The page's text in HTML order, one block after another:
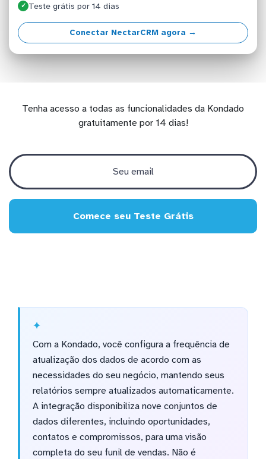
✓ Teste grátis por 14 dias
Conectar NectarCRM agora →
Tenha acesso a todas as funcionalidades da Kondado
gratuitamente por 14 dias!
Comece seu Teste Grátis
Com a Kondado, você configura a frequência de
atualização dos dados de acordo com as
necessidades do seu negócio, mantendo seus
relatórios sempre atualizados automaticamente.
A integração disponibiliza nove conjuntos de
dados diferentes, incluindo oportunidades,
contatos e compromissos, para uma visão
completa do seu funil de vendas. Não é